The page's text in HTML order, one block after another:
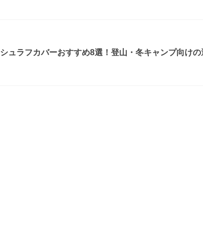
シュラフカバーおすすめ8選！登山・冬キャンプ向け